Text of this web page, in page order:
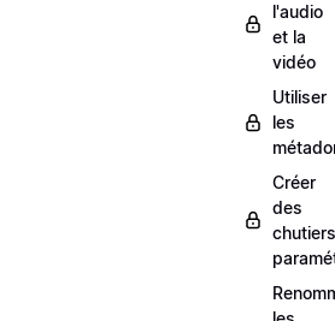
l'audio
et la
vidéo
Utiliser
les
Créer
des
chutiers